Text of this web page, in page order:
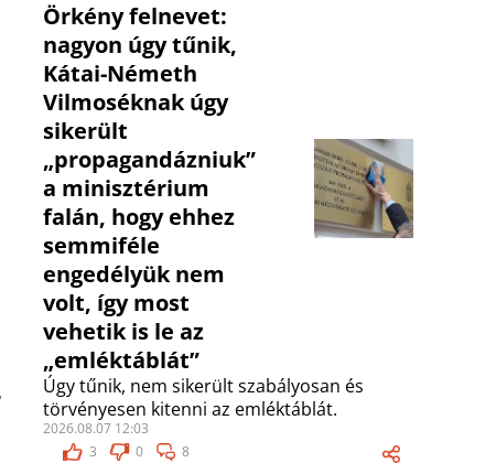
Örkény felnevet:
nagyon úgy tűnik,
Kátai-Németh
Vilmoséknak úgy
sikerült
„propagandázniuk”
a minisztérium
falán, hogy ehhez
semmiféle
engedélyük nem
volt, így most
vehetik is le az
„emléktáblát”
Úgy tűnik, nem sikerült szabályosan és
törvényesen kitenni az emléktáblát.
2026.08.07 12:03
3
0 8